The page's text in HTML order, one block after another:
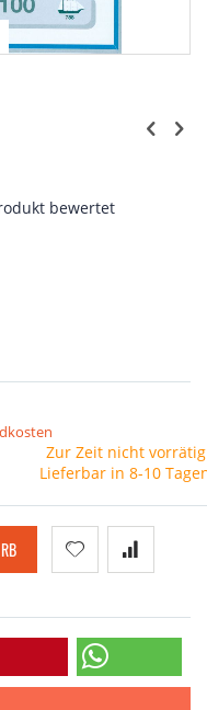
bewertet
Zur Zeit nicht
Lieferbar in 8-10